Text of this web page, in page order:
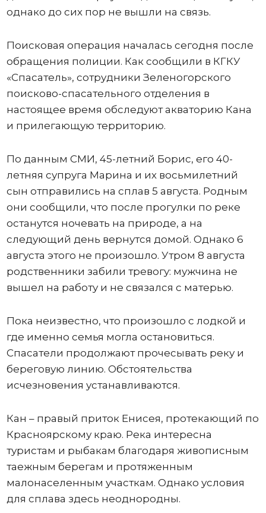
однако до сих пор не вышли на связь.
Поисковая операция началась сегодня после
обращения полиции. Как сообщили в КГКУ
«Спасатель», сотрудники Зеленогорского
поисково-спасательного отделения в
настоящее время обследуют акваторию Кана
и прилегающую территорию.
По данным СМИ, 45-летний Борис, его 40-
летняя супруга Марина и их восьмилетний
сын отправились на сплав 5 августа. Родным
они сообщили, что после прогулки по реке
останутся ночевать на природе, а на
следующий день вернутся домой. Однако 6
августа этого не произошло. Утром 8 августа
родственники забили тревогу: мужчина не
вышел на работу и не связался с матерью.
Пока неизвестно, что произошло с лодкой и
где именно семья могла остановиться.
Спасатели продолжают прочесывать реку и
береговую линию. Обстоятельства
исчезновения устанавливаются.
Кан – правый приток Енисея, протекающий по
Красноярскому краю. Река интересна
туристам и рыбакам благодаря живописным
таежным берегам и протяженным
малонаселенным участкам. Однако условия
для сплава здесь неоднородны.